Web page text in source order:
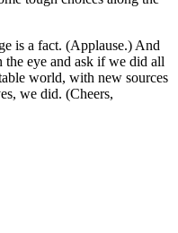
is a fact. (Applause.) And
eye and ask if we did all
world, with new sources
we did. (Cheers,